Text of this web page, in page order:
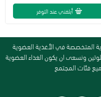
أبلغني عند التوفر
المتخصصة في الأغذية العضوية
ونسعى ان يكون الغذاء العضوية
فئات المجتمع